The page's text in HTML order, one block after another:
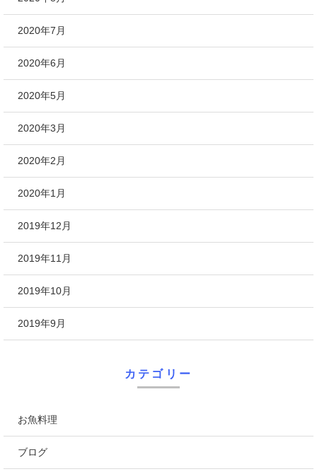
2020年7月
2020年6月
2020年5月
2020年3月
2020年2月
2020年1月
2019年12月
2019年11月
2019年10月
2019年9月
カテゴリー
お魚料理
ブログ